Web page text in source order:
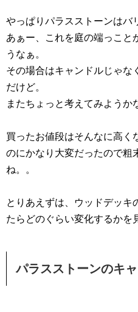
やっぱりパラスストーンはバ
あぁー、これを庭の端っこと
うなぁ。
その場合はキャンドルじゃな
だけど。
またちょっと考えてみようか
買ったお値段はそんなに高く
のにかなり大変だったので粗
ね。。
とりあえずは、ウッドデッキ
たらどのぐらい変化するかを
パラスストーンのキ